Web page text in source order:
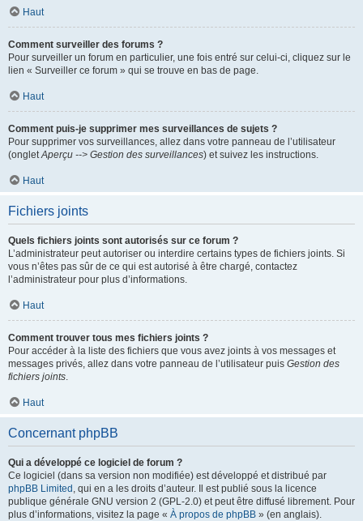
Haut
Comment surveiller des forums ?
Pour surveiller un forum en particulier, une fois entré sur celui-ci, cliquez sur le
lien « Surveiller ce forum » qui se trouve en bas de page.
Haut
Comment puis-je supprimer mes surveillances de sujets ?
Pour supprimer vos surveillances, allez dans votre panneau de l’utilisateur
(ongletAperçu --> Gestion des surveillances) et suivez les instructions.
Haut
Fichiers joints
Quels fichiers joints sont autorisés sur ce forum ?
L’administrateur peut autoriser ou interdire certains types de fichiers joints. Si
vous n’êtes pas sûr de ce qui est autorisé à être chargé, contactez
l’administrateur pour plus d’informations.
Haut
Comment trouver tous mes fichiers joints ?
Pour accéder à la liste des fichiers que vous avez joints à vos messages et
messages privés, allez dans votre panneau de l’utilisateur puis Gestion des
fichiers joints.
Haut
Concernant phpBB
Qui a développé ce logiciel de forum ?
Ce logiciel (dans sa version non modifiée) est développé et distribué par
phpBB Limited , qui en a les droits d’auteur. Il est publié sous la licence
publique générale GNU version 2 (GPL-2.0) et peut être diffusé librement. Pour
plus d’informations, visitez la page « À propos de phpBB » (en anglais).